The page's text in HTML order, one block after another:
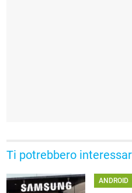
Ti potrebbero
ANDROID